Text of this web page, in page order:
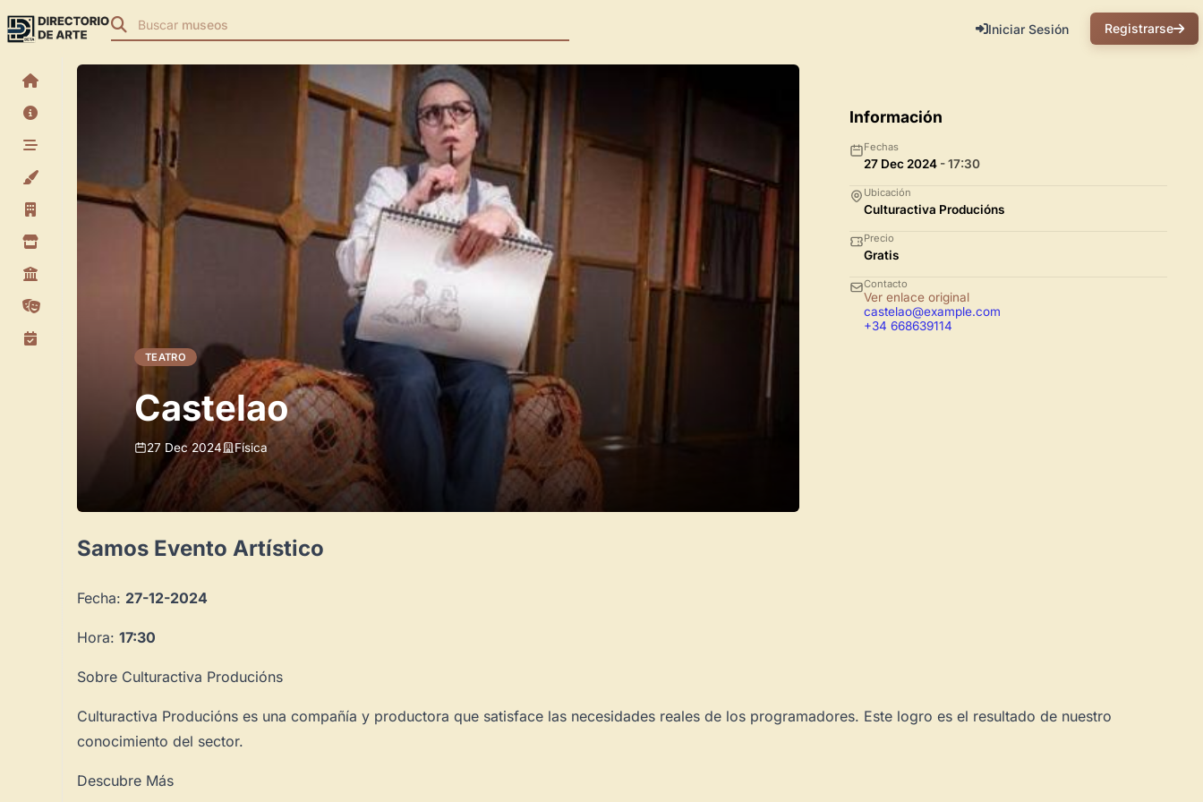
Buscar museos Iniciar Sesión Registrarse
TEATRO
Castelao
27 Dec 2024 Física
Información
Fechas
27 Dec 2024 - 17:30
Ubicación
Culturactiva Producións
Precio
Gratis
Contacto
Ver enlace original
castelao@example.com
+34 668639114
Samos Evento Artístico
Fecha: 27-12-2024
Hora: 17:30
Sobre Culturactiva Producións
Culturactiva Producións es una compañía y productora que satisface las necesidades reales de los programadores. Este logro es el resultado de nuestro
conocimiento del sector.
Descubre Más